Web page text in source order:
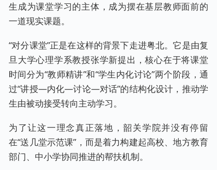
生成为课堂学习的主体，成为摆在基层教师面前的
一道现实课题。
“对分课堂”正是在这样的背景下走进粤北。它是由复
旦大学心理学系教授张学新提出，核心在于将课堂
时间分为“教师精讲”和“学生内化讨论”两个阶段，通
过“讲授—内化—讨论—对话”的结构化设计，推动学
生由被动接受转向主动学习。
为了让这一理念真正落地，韶关学院并没有停留
在“送几堂示范课”，而是着力构建起高校、地方教育
部门、中小学协同推进的帮扶机制。